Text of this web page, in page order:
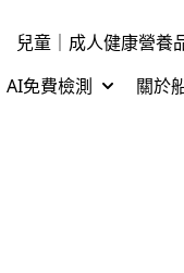
兒童｜成人健康營養
AI免費檢測 關於